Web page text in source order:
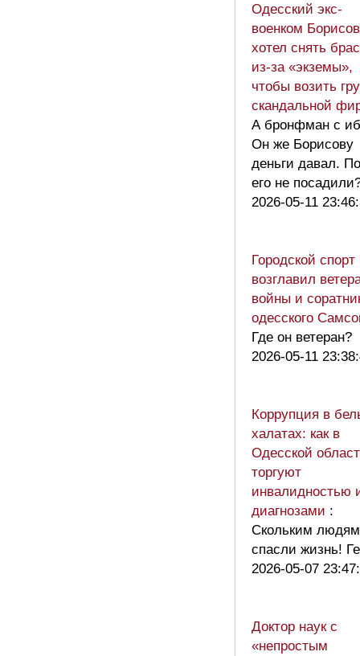
Одесский экс-
военком Борисов
хотел снять
из-за «экземы»,
чтобы возить
скандальной
А бронфман с
Он же Борисову
деньги давал.
его не
2026-05-11
Городской спорт
возглавил
войны и
одесского
Где он ветеран?
2026-05-11
Коррупция в
халатах: как в
Одесской
торгуют
инвалидностью
диагнозами :
Скольким людям
спасли жизнь!
2026-05-07
Доктор наук с
«непростым